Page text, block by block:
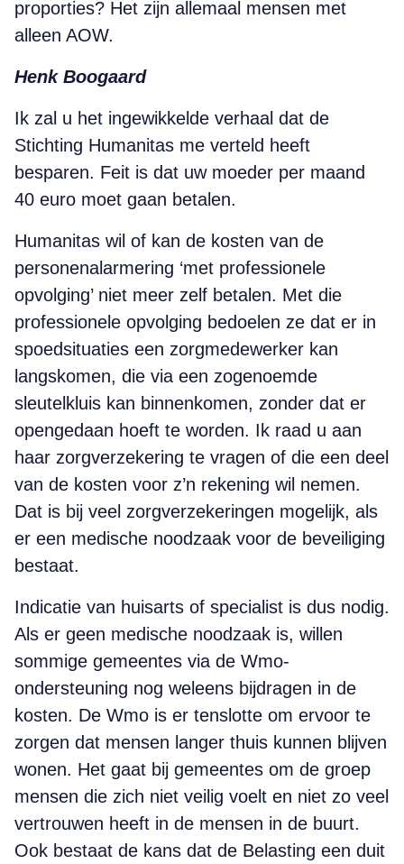
proporties? Het zijn allemaal mensen met
alleen AOW.
Henk Boogaard
I k zal u het ingewikkelde verhaal dat de
Stichting Humanitas me verteld heeft
besparen. Feit is dat uw moeder per maand
40 euro moet gaan betalen.
Humanitas wil of kan de kosten van de
personenalarmering ‘met professionele
opvolging’ niet meer zelf betalen. Met die
professionele opvolging bedoelen ze dat er in
spoedsituaties een zorgmedewerker kan
langskomen, die via een zogenoemde
sleutelkluis kan binnenkomen, zonder dat er
opengedaan hoeft te worden. Ik raad u aan
haar zorgverzekering te vragen of die een deel
van de kosten voor z’n rekening wil nemen.
Dat is bij veel zorgverzekeringen mogelijk, als
er een medische noodzaak voor de beveiliging
bestaat.
Indicatie van huisarts of specialist is dus nodig.
Als er geen medische noodzaak is, willen
sommige gemeentes via de Wmo-
ondersteuning nog weleens bijdragen in de
kosten. De Wmo is er tenslotte om ervoor te
zorgen dat mensen langer thuis kunnen blijven
wonen. Het gaat bij gemeentes om de groep
mensen die zich niet veilig voelt en niet zo veel
vertrouwen heeft in de mensen in de buurt.
Ook bestaat de kans dat de Belasting een duit